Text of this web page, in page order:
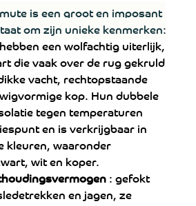
is een groot en imposant
om zijn unieke kenmerken:
een wolfachtig uiterlijk,
die vaak over de rug gekruld
vacht, rechtopstaande
kop. Hun dubbele
tegen temperaturen
en is verkrijgbaar in
kleuren, waaronder
wit en koper.
: gefokt
en jagen, ze